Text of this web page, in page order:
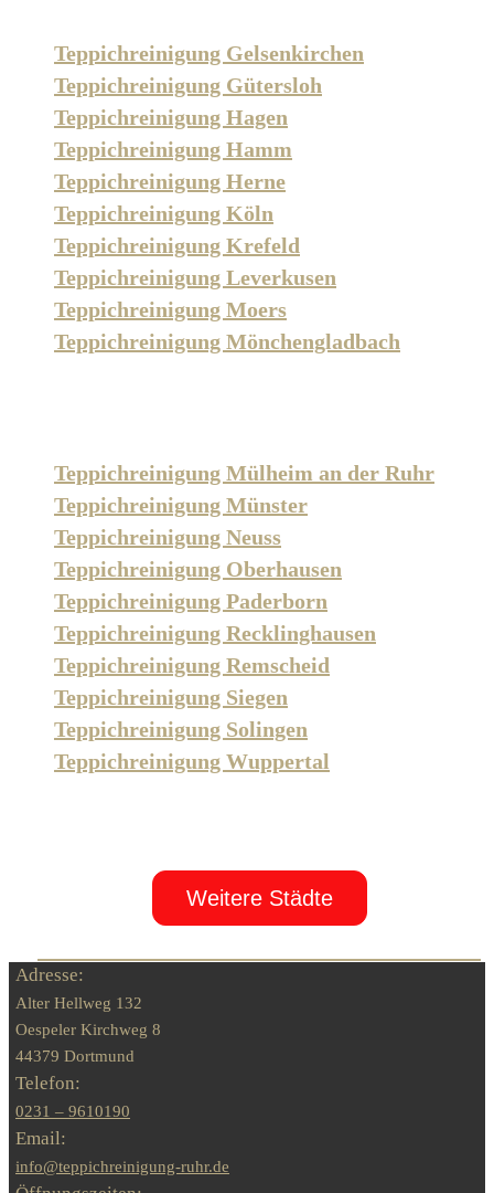
Teppichreinigung Gelsenkirchen
Teppichreinigung Gütersloh
Teppichreinigung Hagen
Teppichreinigung Hamm
Teppichreinigung Herne
Teppichreinigung Köln
Teppichreinigung Krefeld
Teppichreinigung Leverkusen
Teppichreinigung Moers
Teppichreinigung Mönchengladbach
Teppichreinigung Mülheim an der Ruhr
Teppichreinigung Münster
Teppichreinigung Neuss
Teppichreinigung Oberhausen
Teppichreinigung Paderborn
Teppichreinigung Recklinghausen
Teppichreinigung Remscheid
Teppichreinigung Siegen
Teppichreinigung Solingen
Teppichreinigung Wuppertal
Weitere Städte
Adresse:
Alter Hellweg 132
Oespeler Kirchweg 8
44379 Dortmund
Telefon:
0231 – 9610190
Email:
info@teppichreinigung-ruhr.de